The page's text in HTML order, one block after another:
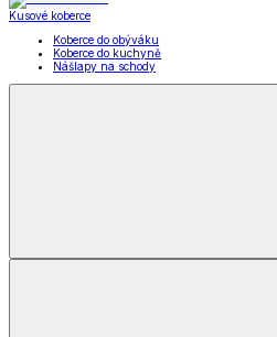
Kusové koberce
Koberce do obýváku
Koberce do kuchyně
Nášlapy na schody